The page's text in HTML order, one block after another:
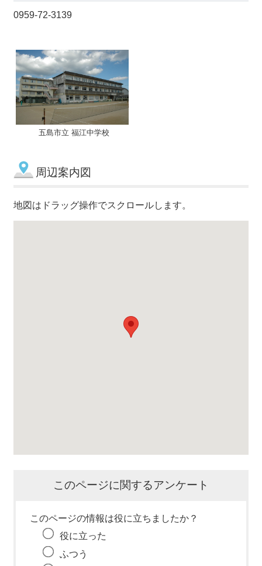
0959-72-3139
五島市立 福江中学校
周辺案内図
地図はドラッグ操作でスクロールします。
このページに関するアンケート
このページの情報は役に立ちましたか？
役に立った
ふつう